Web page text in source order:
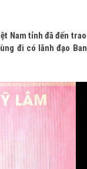
Nam tỉnh đã đến
đi có lãnh đạo